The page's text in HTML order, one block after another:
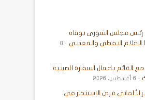
رئيس مجلس الشورى بوفاة
8
القائم باعمال السفارة الصينية
6 أغسطس، 2026
الألماني فرص الاستثمار في